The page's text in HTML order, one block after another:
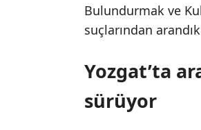
Bulundurmak ve
suçlarından
Yozgat’ta
sürüyor